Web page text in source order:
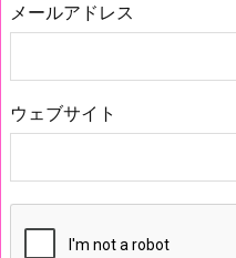
メールアドレス
ウェブサイト